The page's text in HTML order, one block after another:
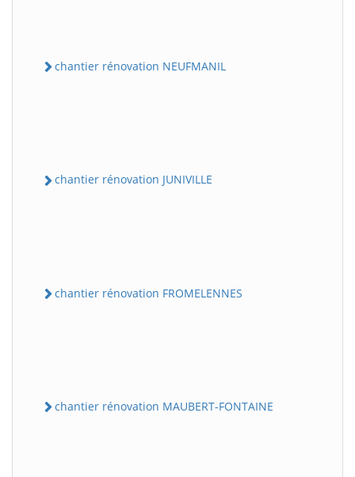
chantier rénovation NEUFMANIL
chantier rénovation JUNIVILLE
chantier rénovation FROMELENNES
chantier rénovation MAUBERT-FONTAINE